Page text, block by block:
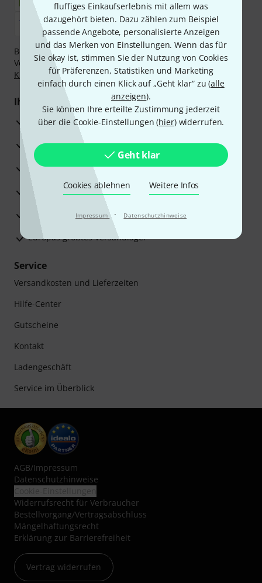
fluffiges Einkaufserlebnis mit allem was
dazugehört bieten. Dazu zählen zum Beispiel
passende Angebote, personalisierte Anzeigen
und das Merken von Einstellungen. Wenn das für
Sie okay ist, stimmen Sie der Nutzung von Cookies
für Präferenzen, Statistiken und Marketing
einfach durch einen Klick auf „Geht klar“ zu (alle
anzeigen).
Sie können Ihre erteilte Zustimmung jederzeit
über die Cookie-Einstellungen (hier) widerrufen.
Geht klar
Cookies ablehnen Weitere Infos
Impressum · Datenschutzhinweise
Bezahlen Sie vertraulich und sicher per Nachnahme,
Vorkasse, PayPal, Amazon Pay,Klarna Sofort bezahlen,
Klarna Ratenzahlungoder Kreditkarte.
Ihre Vorteile
3 Jahre Thomann Garantie
30 Tage Money-Back-Garantie
Reparaturservice
Beratung durch Fachexperten
Zufriedenheitsgarantie
Europas größtes Versandlager
Service
Versandkosten und Lieferzeiten
Hilfe-Center
Gutscheine
Kontakt
Ladengeschäft
Service im Überblick
AGB/Impressum
Datenschutzhinweise
Widerrufsrecht für Verbraucher
Bestellvorgang/Vertragsabschluss
Mängelhaftungsrecht
Erklärung zur Barrierefreiheit
Vertrag widerrufen